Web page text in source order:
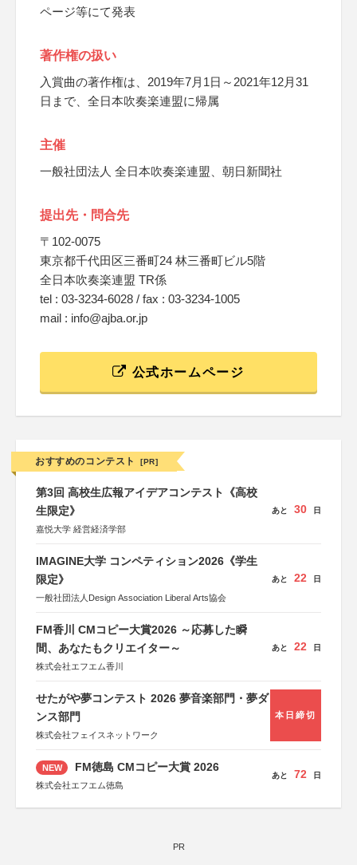
ページ等にて発表
著作権の扱い
入賞曲の著作権は、2019年7月1日～2021年12月31
日まで、全日本吹奏楽連盟に帰属
主催
一般社団法人 全日本吹奏楽連盟、朝日新聞社
提出先・問合先
〒102-0075
東京都千代田区三番町24 林三番町ビル5階
全日本吹奏楽連盟 TR係
tel : 03-3234-6028 / fax : 03-3234-1005
mail : info@ajba.or.jp
公式ホームページ
おすすめのコンテスト [PR]
第3回 高校生広報アイデアコンテスト《高校
生限定》
嘉悦大学 経営経済学部
あと 30 日
IMAGINE大学 コンペティション2026《学生
限定》
一般社団法人Design Association Liberal Arts協会
あと 22 日
FM香川 CMコピー大賞2026 ～応募した瞬
間、あなたもクリエイター～
株式会社エフエム香川
あと 22 日
せたがや夢コンテスト 2026 夢音楽部門・夢ダ
ンス部門
株式会社フェイスネットワーク
本日締切
NEW FM徳島 CMコピー大賞 2026
株式会社エフエム徳島
あと 72 日
PR